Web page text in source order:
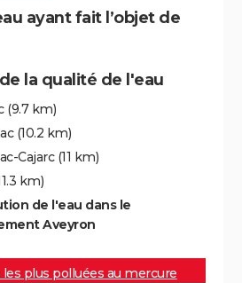
ayant fait l’objet de
la qualité de l'eau
(9.7 km)
(10.2 km)
Cajarc (11 km)
km)
de l'eau dans le
Aveyron
les plus polluées au mercure